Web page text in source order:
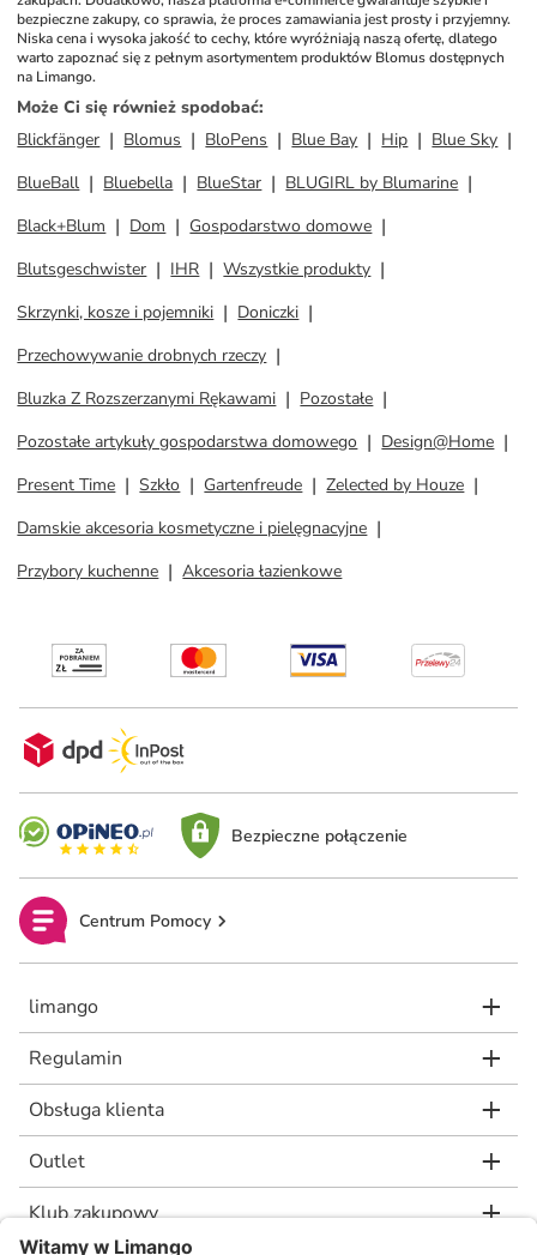
bezpieczne zakupy, co sprawia, że proces zamawiania jest prosty i przyjemny.
Niska cena i wysoka jakość to cechy, które wyróżniają naszą ofertę, dlatego
warto zapoznać się z pełnym asortymentem produktów Blomus dostępnych
na Limango.
Może Ci się również spodobać:
Blickfänger
Blomus BloPens Blue Bay Hip
Blue Sky
BlueBall
Bluebella BlueStar
BLUGIRL by Blumarine
Black+Blum
Dom
Gospodarstwo domowe
Blutsgeschwister
IHR
Wszystkie produkty
Skrzynki, kosze i pojemniki
Doniczki
Przechowywanie drobnych rzeczy
Bluzka Z Rozszerzanymi Rękawami
Pozostałe
Pozostałe artykuły gospodarstwa domowego
Design@Home
Present Time
Szkło Gartenfreude
Zelected by Houze
Damskie akcesoria kosmetyczne i pielęgnacyjne
Przybory kuchenne
Akcesoria łazienkowe
Bezpieczne połączenie
Centrum Pomocy
limango
Regulamin
Obsługa klienta
Outlet
Klub zakupowy